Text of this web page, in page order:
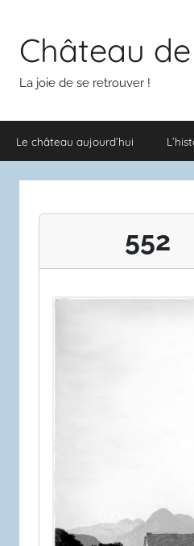
contenuChâteau
La joie de se retrouver !
Le château aujourd’hui
552